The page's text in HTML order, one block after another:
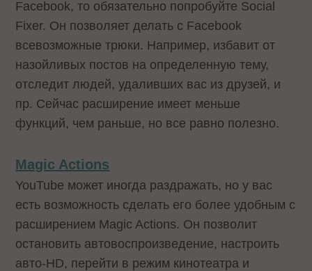
Facebook, то обязательно попробуйте Social
Fixer. Он позволяет делать с Facebook
всевозможные трюки. Например, избавит от
назойливых постов на определенную тему,
отследит людей, удаливших вас из друзей, и
пр. Сейчас расширение имеет меньше
функций, чем раньше, но все равно полезно.
Magic Actions
YouTube может иногда раздражать, но у вас
есть возможность сделать его более удобным с
расширением Magic Actions. Он позволит
остановить автовоспроизведение, настроить
авто-HD, перейти в режим кинотеатра и